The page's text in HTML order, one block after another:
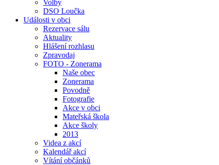
Volby
DSO Loučka
Události v obci
Rezervace sálu
Aktuality
Hlášení rozhlasu
Zpravodaj
FOTO - Zonerama
Naše obec
Zonerama
Povodně
Fotografie
Akce v obci
Mateřská škola
Akce školy
2013
Videa z akcí
Kalendář akcí
Vítání občánků